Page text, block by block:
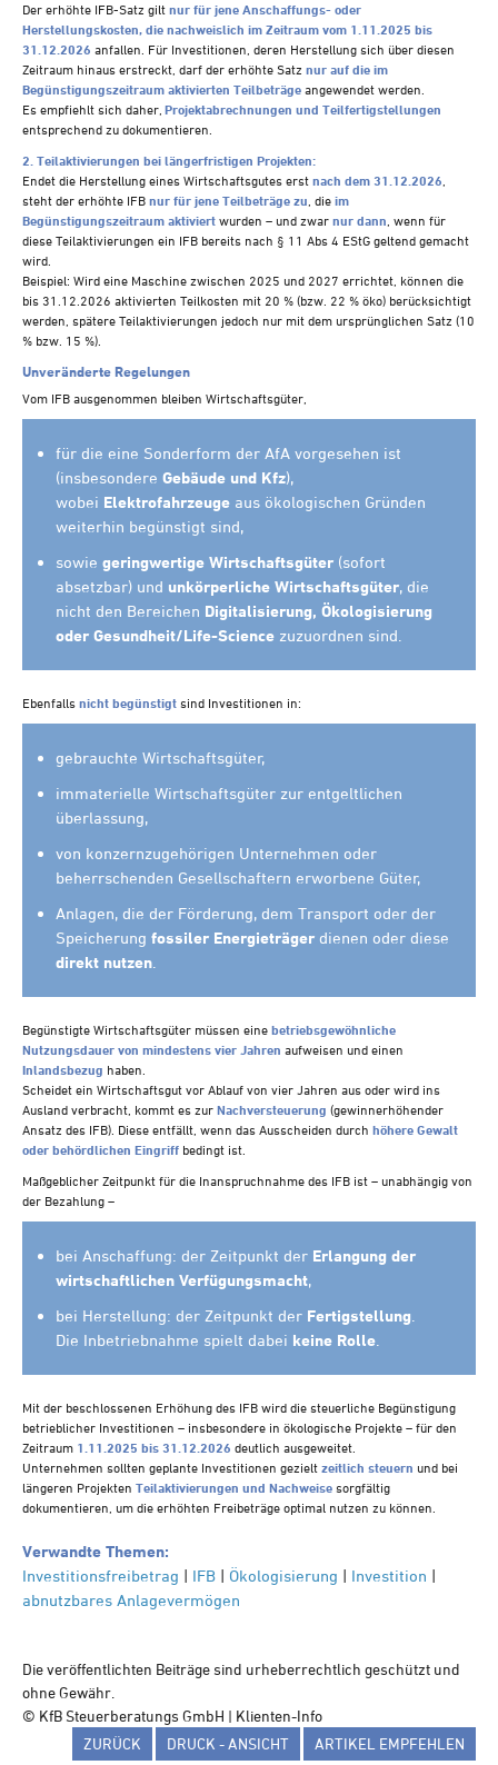
Der erhöhte IFB-Satz gilt nur für jene Anschaffungs- oder
Herstellungskosten, die nachweislich im Zeitraum vom 1.11.2025 bis
31.12.2026 anfallen. Für Investitionen, deren Herstellung sich über diesen
Zeitraum hinaus erstreckt, darf der erhöhte Satz nur auf die im
Begünstigungszeitraum aktivierten Teilbeträge angewendet werden.
Es empfiehlt sich daher, Projektabrechnungen und Teilfertigstellungen
entsprechend zu dokumentieren.
2. Teilaktivierungen bei längerfristigen Projekten:
Endet die Herstellung eines Wirtschaftsgutes erst nach dem 31.12.2026
steht der erhöhte IFB nur für jene Teilbeträge zu , die im
Begünstigungszeitraum aktiviert wurden – und zwar nur dann , wenn für
diese Teilaktivierungen ein IFB bereits nach § 11 Abs 4 EStG geltend gemacht
wird.
Beispiel: Wird eine Maschine zwischen 2025 und 2027 errichtet, können die
bis 31.12.2026 aktivierten Teilkosten mit 20 % (bzw. 22 % öko) berücksichtigt
werden, spätere Teilaktivierungen jedoch nur mit dem ursprünglichen Satz (10
% bzw. 15 %).
Unveränderte Regelungen
Vom IFB ausgenommen bleiben Wirtschaftsgüter,
für die eine Sonderform der AfA vorgesehen ist
(insbesondere Gebäude und Kfz),
wobei Elektrofahrzeuge aus ökologischen Gründen
weiterhin begünstigt sind,
sowie geringwertige Wirtschaftsgüter (sofort
absetzbar) und unkörperliche Wirtschaftsgüter, die
nicht den Bereichen Digitalisierung, Ökologisierung
oder Gesundheit/Life-Science zuzuordnen sind.
Ebenfalls nicht begünstigt sind Investitionen in:
gebrauchte Wirtschaftsgüter,
immaterielle Wirtschaftsgüter zur entgeltlichen
überlassung,
von konzernzugehörigen Unternehmen oder
beherrschenden Gesellschaftern erworbene Güter,
Anlagen, die der Förderung, dem Transport oder der
Speicherung fossiler Energieträger dienen oder diese
direkt nutzen
Begünstigte Wirtschaftsgüter müssen eine betriebsgewöhnliche
Nutzungsdauer von mindestens vier Jahren aufweisen und einen
Inlandsbezug haben.
Scheidet ein Wirtschaftsgut vor Ablauf von vier Jahren aus oder wird ins
Ausland verbracht, kommt es zur Nachversteuerung (gewinnerhöhender
Ansatz des IFB). Diese entfällt, wenn das Ausscheiden durch höhere Gewalt
oder behördlichen Eingriff bedingt ist.
Maßgeblicher Zeitpunkt für die Inanspruchnahme des IFB ist – unabhängig von
der Bezahlung –
bei Anschaffung: der Zeitpunkt der Erlangung der
wirtschaftlichen Verfügungsmacht,
bei Herstellung: der Zeitpunkt der Fertigstellung
Die Inbetriebnahme spielt dabei keine Rolle
Mit der beschlossenen Erhöhung des IFB wird die steuerliche Begünstigung
betrieblicher Investitionen – insbesondere in ökologische Projekte – für den
Zeitraum 1.11.2025 bis 31.12.2026 deutlich ausgeweitet.
Unternehmen sollten geplante Investitionen gezielt zeitlich steuern und bei
längeren Projekten Teilaktivierungen und Nachweise sorgfältig
dokumentieren, um die erhöhten Freibeträge optimal nutzen zu können.
Verwandte Themen:
Investitionsfreibetrag | IFB | Ökologisierung | Investition |
abnutzbares Anlagevermögen
Die veröffentlichten Beiträge sind urheberrechtlich geschützt und
ohne Gewähr.
© KfB Steuerberatungs GmbH | Klienten-Info
ZURÜCK
DRUCK - ANSICHT ARTIKEL EMPFEHLEN